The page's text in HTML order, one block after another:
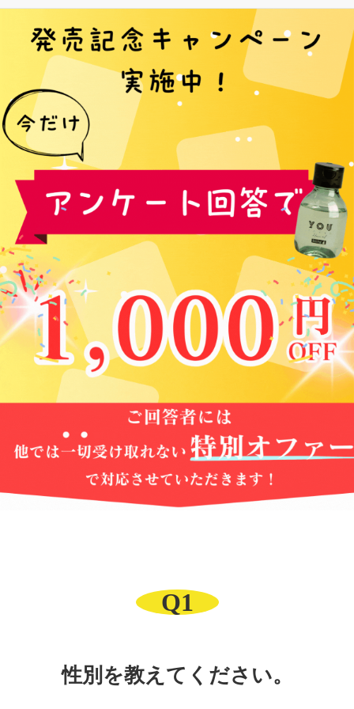
Q1
性別を教えてください。